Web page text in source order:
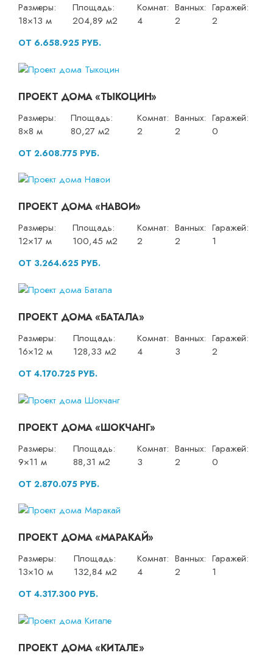
Размеры:
18×13 м
Площадь:
204,89 м2
Комнат:
4
Ванных:
2
Гаражей:
2
ОТ 6.658.925 РУБ.
ПРОЕКТ ДОМА «ТЫКОЦИН»
Размеры:
8×8 м
Площадь:
80,27 м2
Комнат:
2
Ванных:
2
Гаражей:
0
ОТ 2.608.775 РУБ.
ПРОЕКТ ДОМА «НАВОИ»
Размеры:
12×17 м
Площадь:
100,45 м2
Комнат:
2
Ванных:
2
Гаражей:
1
ОТ 3.264.625 РУБ.
ПРОЕКТ ДОМА «БАТАЛА»
Размеры:
16×12 м
Площадь:
128,33 м2
Комнат:
4
Ванных:
3
Гаражей:
2
ОТ 4.170.725 РУБ.
ПРОЕКТ ДОМА «ШОКЧАНГ»
Размеры:
9×11 м
Площадь:
88,31 м2
Комнат:
3
Ванных:
2
Гаражей:
0
ОТ 2.870.075 РУБ.
ПРОЕКТ ДОМА «МАРАКАЙ»
Размеры:
13×10 м
Площадь:
132,84 м2
Комнат:
4
Ванных:
2
Гаражей:
1
ОТ 4.317.300 РУБ.
ПРОЕКТ ДОМА «КИТАЛЕ»